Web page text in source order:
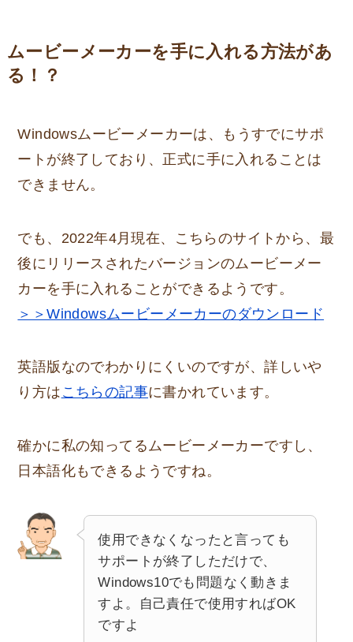
ムービーメーカーを手に入れる方法があ
る！？
Windowsムービーメーカーは、もうすでにサポ
ートが終了しており、正式に手に入れることは
できません。
でも、2022年4月現在、こちらのサイトから、最
後にリリースされたバージョンのムービーメー
カーを手に入れることができるようです。
＞＞Windowsムービーメーカーのダウンロード
英語版なのでわかりにくいのですが、詳しいや
り方は こちらの記事に書かれています。
確かに私の知ってるムービーメーカーですし、
日本語化もできるようですね。
使用できなくなったと言っても
サポートが終了しただけで、
Windows10でも問題なく動きま
すよ。自己責任で使用すればOK
ですよ